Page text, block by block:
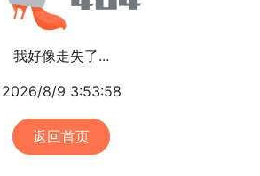
我好像走失了...
2026/8/9 3:53:58
返回首页